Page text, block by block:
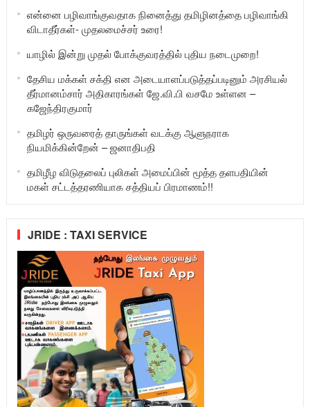
என்னை பழிவாங்குவதாக நினைத்து தமிழினத்தை பழிவாங்கி
விடாதீர்கள்- முதலமைச்சர் உரை!
யாழில் இன்று முதல் போக்குவரத்தில் புதிய நடைமுறை!
தேசிய மக்கள் சக்தி என அடையாளப்படுத்தப்படினும் அரசியல்
தீர்மானம்சார் அதிகாரங்கள் ஜே.வி.பி வசமே உள்ளன –
கஜேந்திரகுமார்
தமிழர் ஒருவரைத் தாருங்கள் வடக்கு ஆளுநராக
நியமிக்கின்றேன் – ஜனாதிபதி
தமிழீழ விடுதலைப் புலிகள் அமைப்பின் மூத்த தளபதியின்
மகள் சட்டத்தரணியாக சத்தியப் பிரமாணம்!!
JRIDE : TAXI SERVICE